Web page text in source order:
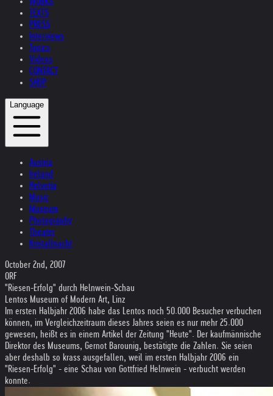
TEXTS
PRESS
Interviews
Topics
Videos
CONTACT
SHOP
Language
Austria
Ireland
Helvetia
Music
Museum
Photography
Theater
Kristallnacht
October 2nd, 2007
ORF
"Riesen-Erfolg" durch Helnwein-Schau
Lentos Museum of Modern Art, Linz
Im ersten Halbjahr 2006 habe das Lentos noch 50.000 Besucher verbuchen
können, im Vergleichzeitraum dieses Jahres seien es nur mehr 25.000
gewesen, heißt es in einem Artikel der Zeitung "Heute". Der kaufmännische
Direktor des Museums, Gernot Barounig, bestätigte die Zahlen. Sie seien
aber deshalb so krass ausgefallen, weil im ersten Halbjahr 2006 ein
"Riesen-Erfolg" - eine Schau von Gottfried Helnwein - verbucht werden
konnte.